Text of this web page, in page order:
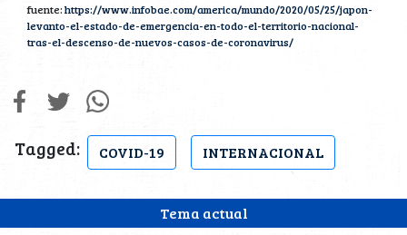
Tema actual
fuente:https://www.infobae.com/america/mundo/2020/05/25/japon-
levanto-el-estado-de-emergencia-en-todo-el-territorio-nacional-
tras-el-descenso-de-nuevos-casos-de-coronavirus/
Tagged: COVID-19 INTERNACIONAL